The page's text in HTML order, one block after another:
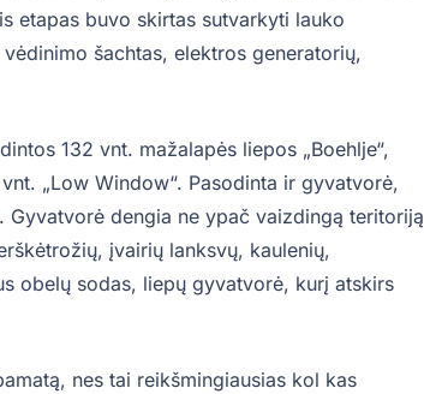
etapas buvo skirtas sutvarkyti lauko
šachtas, elektros generatorių,
132 vnt. mažalapės liepos „Boehlje“,
„Low Window“. Pasodinta ir gyvatvorė,
Gyvatvorė dengia ne ypač vaizdingą teritoriją
įvairių lanksvų, kaulenių,
obelų sodas, liepų gyvatvorė, kurį atskirs
nes tai reikšmingiausias kol kas